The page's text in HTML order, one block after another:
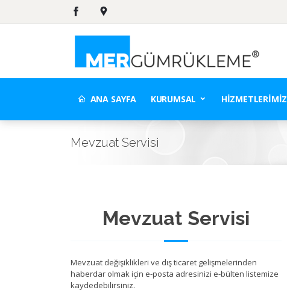
ANA SAYFA KURUMSAL HIZMETLERIMIZ
Mevzuat Servisi
Mevzuat Servisi
Mevzuat değişiklikleri ve dış ticaret gelişmelerinden
haberdar olmak için e-posta adresinizi e-bülten listemize
kaydedebilirsiniz.